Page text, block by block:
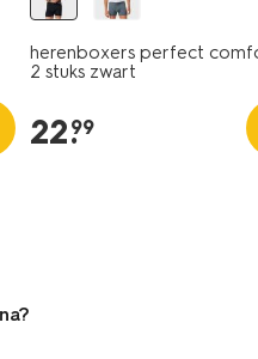
herenboxers perfect
2 stuks zwart
22.
99